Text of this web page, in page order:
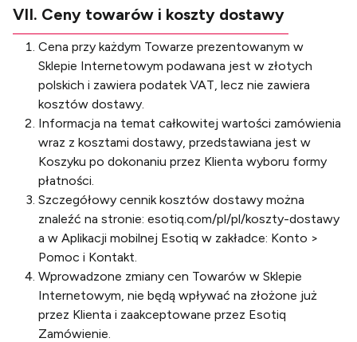
VII. Ceny towarów i koszty dostawy
Cena przy każdym Towarze prezentowanym w
Sklepie Internetowym podawana jest w złotych
polskich i zawiera podatek VAT, lecz nie zawiera
kosztów dostawy.
Informacja na temat całkowitej wartości zamówienia
wraz z kosztami dostawy, przedstawiana jest w
Koszyku po dokonaniu przez Klienta wyboru formy
płatności.
Szczegółowy cennik kosztów dostawy można
znaleźć na stronie: esotiq.com/pl/pl/koszty-dostawy
a w Aplikacji mobilnej Esotiq w zakładce: Konto >
Pomoc i Kontakt.
Wprowadzone zmiany cen Towarów w Sklepie
Internetowym, nie będą wpływać na złożone już
przez Klienta i zaakceptowane przez Esotiq
Zamówienie.